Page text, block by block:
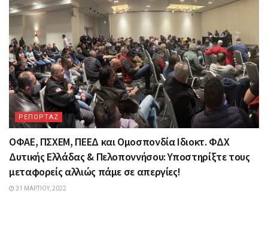
ΡΕΠΟΡΤΑΖ
ΟΦΑΕ, ΠΣΧΕΜ, ΠΕΕΔ και Ομοσπονδία Ιδιοκτ. ΦΔΧ
Δυτικής Ελλάδας & Πελοποννήσου: Υποστηρίξτε τους
μεταφορείς αλλιώς πάμε σε απεργίες!
31 ΜΑΡΤΊΟΥ, 2022